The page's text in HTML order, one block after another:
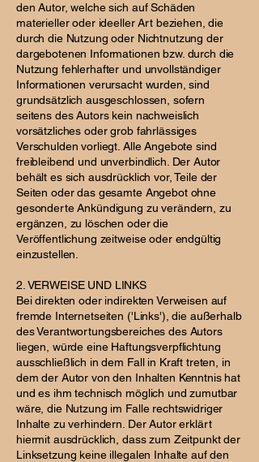
den Autor, welche sich auf Schäden
materieller oder ideeller Art beziehen, die
durch die Nutzung oder Nichtnutzung der
dargebotenen Informationen bzw. durch die
Nutzung fehlerhafter und unvollständiger
Informationen verursacht wurden, sind
grundsätzlich ausgeschlossen, sofern
seitens des Autors kein nachweislich
vorsätzliches oder grob fahrlässiges
Verschulden vorliegt. Alle Angebote sind
freibleibend und unverbindlich. Der Autor
behält es sich ausdrücklich vor, Teile der
Seiten oder das gesamte Angebot ohne
gesonderte Ankündigung zu verändern, zu
ergänzen, zu löschen oder die
Veröffentlichung zeitweise oder endgültig
einzustellen.
2. VERWEISE UND LINKS
Bei direkten oder indirekten Verweisen auf
fremde Internetseiten ('Links'), die außerhalb
des Verantwortungsbereiches des Autors
liegen, würde eine Haftungsverpflichtung
ausschließlich in dem Fall in Kraft treten, in
dem der Autor von den Inhalten Kenntnis hat
und es ihm technisch möglich und zumutbar
wäre, die Nutzung im Falle rechtswidriger
Inhalte zu verhindern. Der Autor erklärt
hiermit ausdrücklich, dass zum Zeitpunkt der
Linksetzung keine illegalen Inhalte auf den